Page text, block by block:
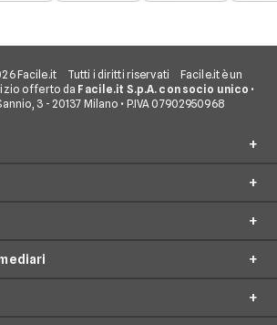
Facile.it Tutti i diritti riservati
Facile.it è un
offerto da Facile.it S.p.A. con socio unico •
3 - 20137 Milano • P.IVA 07902950968
auto
Moto